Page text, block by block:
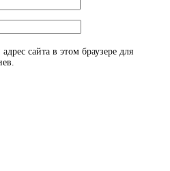
сайта в этом браузере для